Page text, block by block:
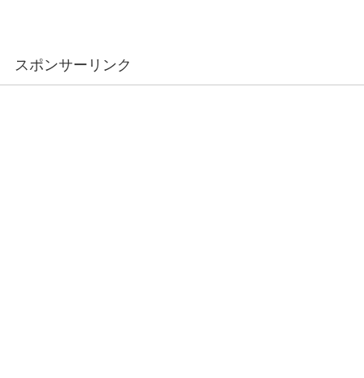
スポンサーリンク